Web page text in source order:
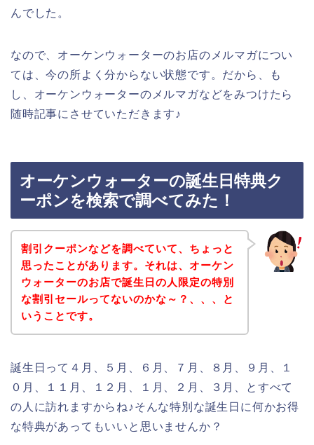
んでした。
なので、オーケンウォーターのお店のメルマガについ
ては、今の所よく分からない状態です。だから、も
し、オーケンウォーターのメルマガなどをみつけたら
随時記事にさせていただきます♪
オーケンウォーターの誕生日特典ク
ーポンを検索で調べてみた！
割引クーポンなどを調べていて、ちょっと
思ったことがあります。それは、オーケン
ウォーターのお店で誕生日の人限定の特別
な割引セールってないのかな～？、、、と
いうことです。
誕生日って４月、５月、６月、７月、８月、９月、１
０月、１１月、１２月、１月、２月、３月、とすべて
の人に訪れますからね♪そんな特別な誕生日に何かお得
な特典があってもいいと思いませんか？